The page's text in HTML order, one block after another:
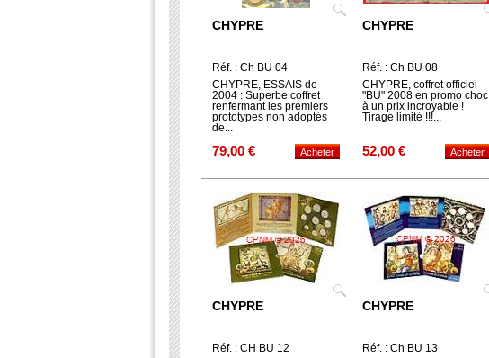
CHYPRE
Réf. : Ch BU 04
CHYPRE, ESSAIS de
2004 : Superbe coffret
renfermant les premiers
prototypes non adoptés
de...
79,00 €
CHYPRE
Réf. : Ch BU 08
CHYPRE, coffret officiel
"BU" 2008 en promo choc
à un prix incroyable !
Tirage limité !!!...
52,00 €
CHYPRE
Réf. : CH BU 12
CHYPRE
Réf. : Ch BU 13